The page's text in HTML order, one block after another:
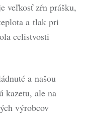
veľkosť zŕn prášku,
a tlak pri
celistvosti
a našou
kazetu, ale na
výrobcov